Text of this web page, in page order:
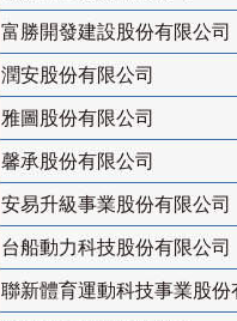
富勝開發建設股份有限公司
潤安股份有限公司
雅圖股份有限公司
馨承股份有限公司
安易升級事業股份有限公司
台船動力科技股份有限公司
聯新體育運動科技事業股份